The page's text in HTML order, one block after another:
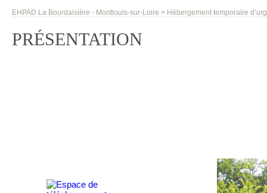
EHPAD La Bourdaisière - Montlouis-sur-Loire > Hébergement temporaire
PRÉSENTATION